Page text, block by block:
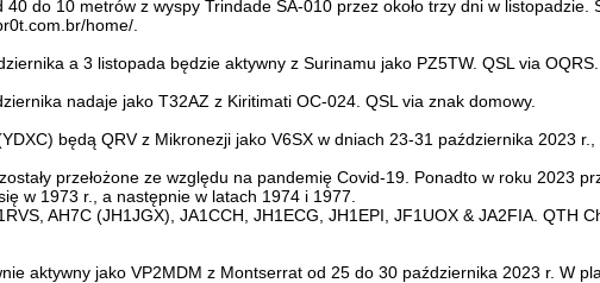
do 10 metrów z wyspy Trindade SA-010 przez około trzy dni w
home/.
a 3 listopada będzie aktywny z Surinamu jako PZ5TW. QSL via OQRS.
nadaje jako T32AZ z Kiritimati OC-024. QSL via znak domowy.
będą QRV z Mikronezji jako V6SX w dniach 23-31 października 2023
przełożone ze względu na pandemię Covid-19. Ponadto w roku 2023
w 1973 r., a następnie w latach 1974 i 1977.
AH7C (JH1JGX), JA1CCH, JH1ECG, JH1EPI, JF1UOX & JA2FIA. QTH
aktywny jako VP2MDM z Montserrat od 25 do 30 października 2023 r. W